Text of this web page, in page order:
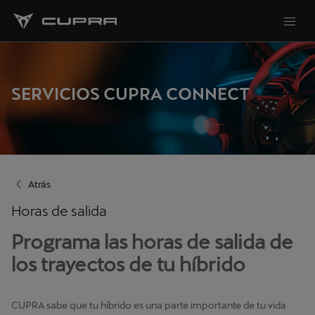
SERVICIOS CUPRA CONNECT
Atrás
Horas de salida
Programa las horas de salida de
los trayectos de tu híbrido
CUPRA sabe que tu híbrido es una parte importante de tu vida